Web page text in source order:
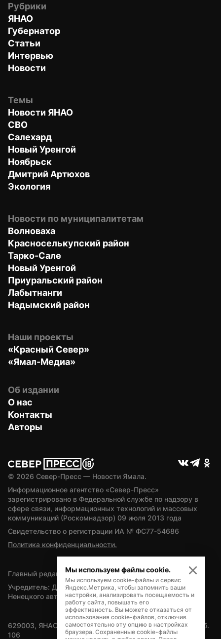
Рубрики
ЯНАО
Губернатор
Статьи
Интервью
Новости
Темы
Новости ЯНАО
СВО
Салехард
Новый Уренгой
Ноябрьск
Дмитрий Артюхов
Экология
Новости по муниципалитетам
Волноваха
Красноселькупский район
Тарко-Сале
Новый Уренгой
Приуральский район
Лабытнанги
Надымский район
Наши проекты
«Красный Север»
«Ямал-Медиа»
Об издании
О нас
Контакты
Авторы
© 2026 Север-Пресс — Новости Ямала.
Информационное агентство «Север-Пресс»
зарегистрировано в Федеральной службе по надзору в
сфере связи, информационных технологий и массовых
коммуникаций (Роскомнадзор) 09 июля 2013 года
Свидетельство о регистрации ИА № ФС77-54686
Политика конфиденциальности.
Главный редактор — А.Л. Поздеев
Учредитель: Департамент внутренней политики Ямало-
Ненецкого автономного округа
629003, ЯНАО, Салехард, мкр. Богдана Кнунянца, д.1, каб.
106
Мы используем файлы cookie.
Мы используем cookie-файлы и сервис
Яндекс.Метрика, чтобы запомнить ваши
настройки, анализировать посещаемость и
работу сайта, повышать его
эффективность. Вы можете отказаться от
использования cookie-файлов, отключив
самостоятельно эту опцию в настройках
браузера. Сохраненные cookie-файлы